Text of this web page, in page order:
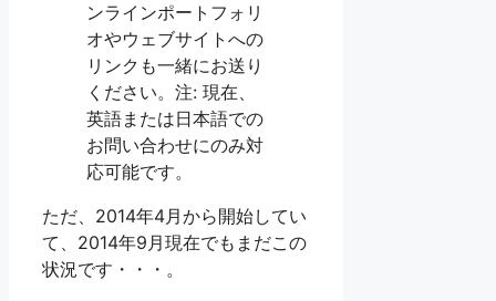
ンラインポートフォリ
オやウェブサイトへの
リンクも一緒にお送り
ください。注: 現在、
英語または日本語での
お問い合わせにのみ対
応可能です。
ただ、2014年4月から開始してい
て、2014年9月現在でもまだこの
状況です・・・。